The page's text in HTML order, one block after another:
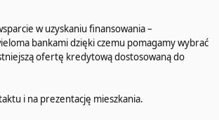
w uzyskaniu finansowania –
bankami dzięki czemu pomagamy wybrać
ofertę kredytową dostosowaną do
i na prezentację mieszkania.